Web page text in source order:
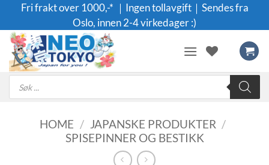
content
Fri frakt over 1000,-* ｜Ingen tollavgift｜Sendes fra
Oslo, innen 2-4 virkedager :)
Products
search
HOME / JAPANSKE PRODUKTER /
SPISEPINNER OG BESTIKK